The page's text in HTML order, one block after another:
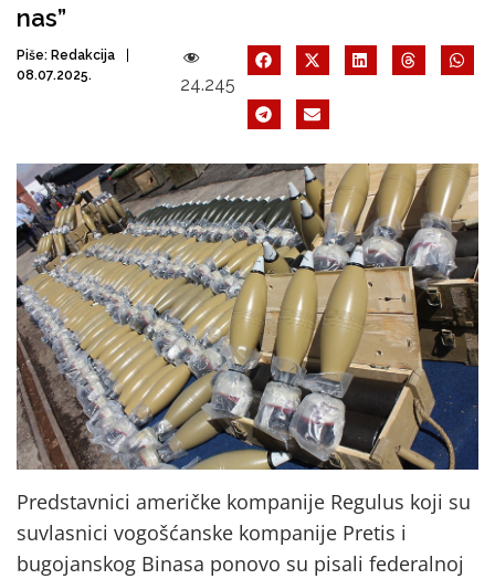
nas”
Piše: Redakcija
08.07.2025.
24.245
Predstavnici američke kompanije Regulus koji su
suvlasnici vogošćanske kompanije Pretis i
bugojanskog Binasa ponovo su pisali federalnoj